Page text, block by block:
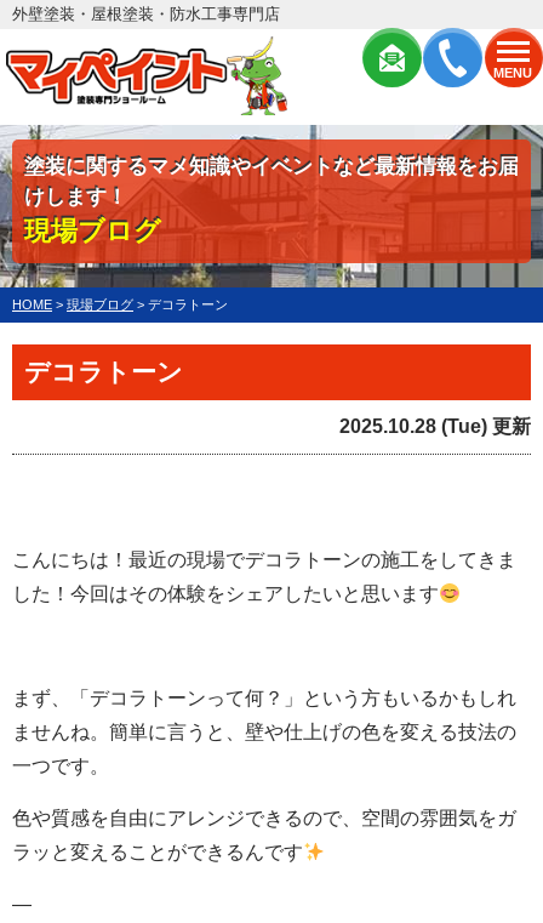
MENU
外壁塗装・屋根塗装・防水工事専門店
塗装に関するマメ知識やイベントなど最新情報をお届
けします！
現場ブログ
HOME > 現場ブログ > デコラトーン
デコラトーン
2025.10.28 (Tue) 更新
こんにちは！最近の現場でデコラトーンの施工をしてきま
した！今回はその体験をシェアしたいと思います
まず、「デコラトーンって何？」という方もいるかもしれ
ませんね。簡単に言うと、壁や仕上げの色を変える技法の
一つです。
色や質感を自由にアレンジできるので、空間の雰囲気をガ
ラッと変えることができるんです
—